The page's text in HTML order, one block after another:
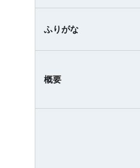
ふりがな
概要